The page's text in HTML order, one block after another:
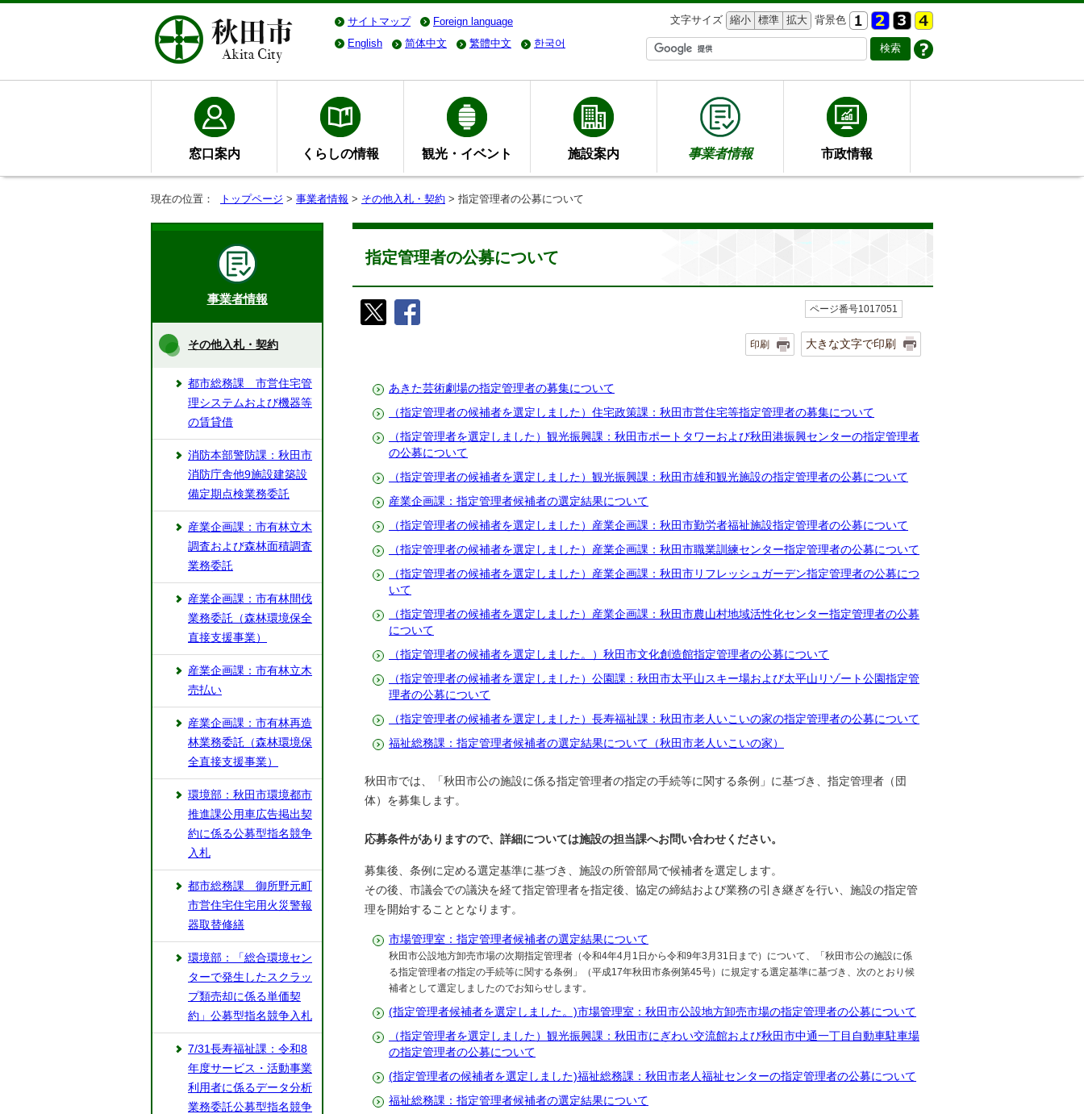
サイトマップ Foreign language 文字サイズ 縮小 標準 拡大 背景色
English
简体中文 繁體中文 한국어
窓口案内 くらしの情報 観光・イベント 施設案内 事業者情報 市政情報
現在の位置： トップページ > 事業者情報 > その他入札・契約 > 指定管理者の公募について
指定管理者の公募について
ページ番号1017051
印刷 大きな文字で印刷
あきた芸術劇場の指定管理者の募集について
（指定管理者の候補者を選定しました）住宅政策課：秋田市営住宅等指定管理者の募集について
（指定管理者を選定しました）観光振興課：秋田市ポートタワーおよび秋田港振興センターの指定管理者
の公募について
（指定管理者の候補者を選定しました）観光振興課：秋田市雄和観光施設の指定管理者の公募について
産業企画課：指定管理者候補者の選定結果について
（指定管理者の候補者を選定しました）産業企画課：秋田市勤労者福祉施設指定管理者の公募について
（指定管理者の候補者を選定しました）産業企画課：秋田市職業訓練センター指定管理者の公募について
（指定管理者の候補者を選定しました）産業企画課：秋田市リフレッシュガーデン指定管理者の公募につ
いて
（指定管理者の候補者を選定しました）産業企画課：秋田市農山村地域活性化センター指定管理者の公募
について
（指定管理者の候補者を選定しました。）秋田市文化創造館指定管理者の公募について
（指定管理者の候補者を選定しました）公園課：秋田市太平山スキー場および太平山リゾート公園指定管
理者の公募について
（指定管理者の候補者を選定しました）長寿福祉課：秋田市老人いこいの家の指定管理者の公募について
福祉総務課：指定管理者候補者の選定結果について（秋田市老人いこいの家）
秋田市では、「秋田市公の施設に係る指定管理者の指定の手続等に関する条例」に基づき、指定管理者（団
体）を募集します。
応募条件がありますので、詳細については施設の担当課へお問い合わせください。
募集後、条例に定める選定基準に基づき、施設の所管部局で候補者を選定します。
その後、市議会での議決を経て指定管理者を指定後、協定の締結および業務の引き継ぎを行い、施設の指定管
理を開始することとなります。
市場管理室：指定管理者候補者の選定結果について
秋田市公設地方卸売市場の次期指定管理者（令和4年4月1日から令和9年3月31日まで）について、「秋田市公の施設に係
る指定管理者の指定の手続等に関する条例」（平成17年秋田市条例第45号）に規定する選定基準に基づき、次のとおり候
補者として選定しましたのでお知らせします。
(指定管理者候補者を選定しました。)市場管理室：秋田市公設地方卸売市場の指定管理者の公募について
（指定管理者を選定しました）観光振興課：秋田市にぎわい交流館および秋田市中通一丁目自動車駐車場
の指定管理者の公募について
(指定管理者の候補者を選定しました)福祉総務課：秋田市老人福祉センターの指定管理者の公募について
福祉総務課：指定管理者候補者の選定結果について
事業者情報
その他入札・契約
都市総務課 市営住宅管
理システムおよび機器等
の賃貸借
消防本部警防課：秋田市
消防庁舎他9施設建築設
備定期点検業務委託
産業企画課：市有林立木
調査および森林面積調査
業務委託
産業企画課：市有林間伐
業務委託（森林環境保全
直接支援事業）
産業企画課：市有林立木
売払い
産業企画課：市有林再造
林業務委託（森林環境保
全直接支援事業）
環境部：秋田市環境都市
推進課公用車広告掲出契
約に係る公募型指名競争
入札
都市総務課 御所野元町
市営住宅住宅用火災警報
器取替修繕
環境部：「総合環境セン
ターで発生したスクラッ
プ類売却に係る単価契
約」公募型指名競争入札
7/31長寿福祉課：令和8
年度サービス・活動事業
利用者に係るデータ分析
業務委託公募型指名競争